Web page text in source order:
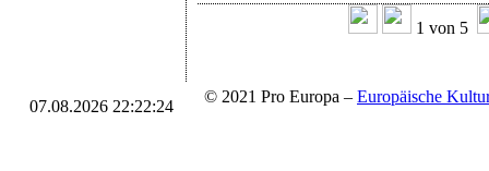
1 von 5
07.08.2026 22:22:24
© 2021 Pro Europa – Europäische